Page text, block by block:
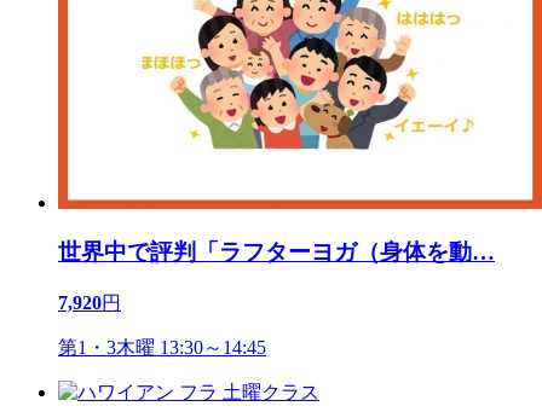
世界中で評判「ラフターヨガ（身体を動…
7,920円
第1・3木曜 13:30～14:45